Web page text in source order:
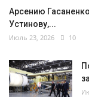
Арсению
Устинову,...
Июль 23, 2026 10